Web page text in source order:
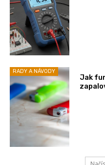
RADY A NÁVODY
Jak